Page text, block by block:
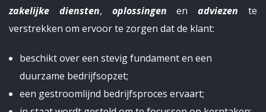
zakelijke diensten, oplossingen enadviezen te
verstrekken om ervoor te zorgen dat de klant:
beschikt over een stevig fundament en een
duurzame bedrijfsopzet;
een gestroomlijnd bedrijfsproces ervaart;